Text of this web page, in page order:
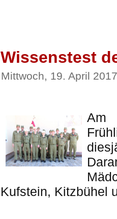
Wissenstest
Mittwoch, 19. April
Am
Kufstein, Kitzbühel